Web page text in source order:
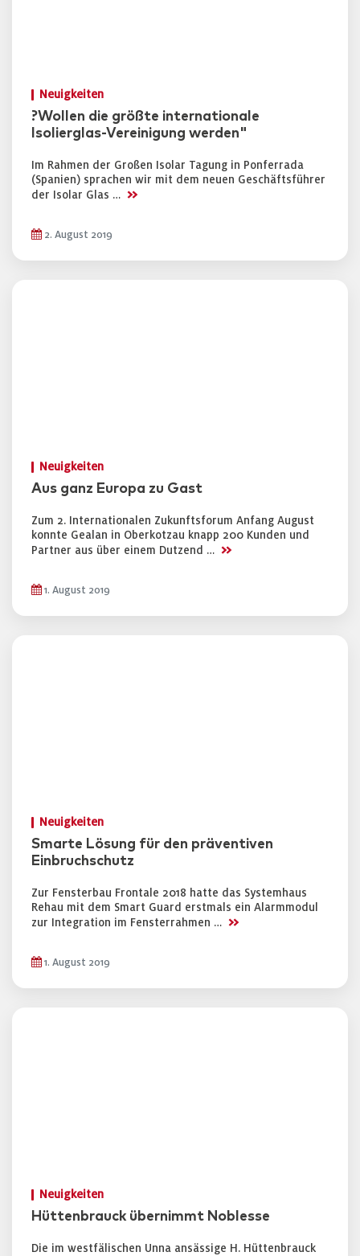
Neuigkeiten
?Wollen die größte internationale
Isolierglas-Vereinigung werden"
Im Rahmen der Großen Isolar Tagung in Ponferrada
(Spanien) sprachen wir mit dem neuen Geschäftsführer
der Isolar Glas … >>
2. August 2019
Neuigkeiten
Aus ganz Europa zu Gast
Zum 2. Internationalen Zukunftsforum Anfang August
konnte Gealan in Oberkotzau knapp 200 Kunden und
Partner aus über einem Dutzend … >>
1. August 2019
Neuigkeiten
Smarte Lösung für den präventiven
Einbruchschutz
Zur Fensterbau Frontale 2018 hatte das Systemhaus
Rehau mit dem Smart Guard erstmals ein Alarmmodul
zur Integration im Fensterrahmen … >>
1. August 2019
Neuigkeiten
Hüttenbrauck übernimmt Noblesse
Die im westfälischen Unna ansässige H. Hüttenbrauck